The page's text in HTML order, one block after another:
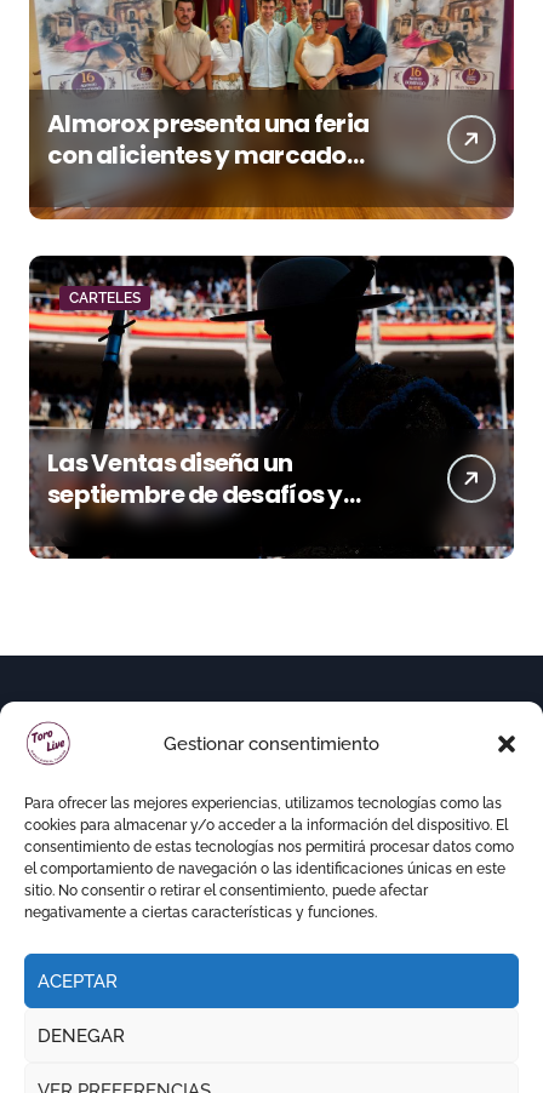
Gestionar consentimiento
Para ofrecer las mejores experiencias, utilizamos tecnologías como las
cookies para almacenar y/o acceder a la información del dispositivo. El
consentimiento de estas tecnologías nos permitirá procesar datos como
el comportamiento de navegación o las identificaciones únicas en este
sitio. No consentir o retirar el consentimiento, puede afectar
negativamente a ciertas características y funciones.
ACEPTAR
DENEGAR
Almorox presenta una feria
con alicientes y marcado
acento torista
CARTELES
Las Ventas diseña un
septiembre de desafíos y
variedad ganadera
Copyright © Todos los derechos reservados